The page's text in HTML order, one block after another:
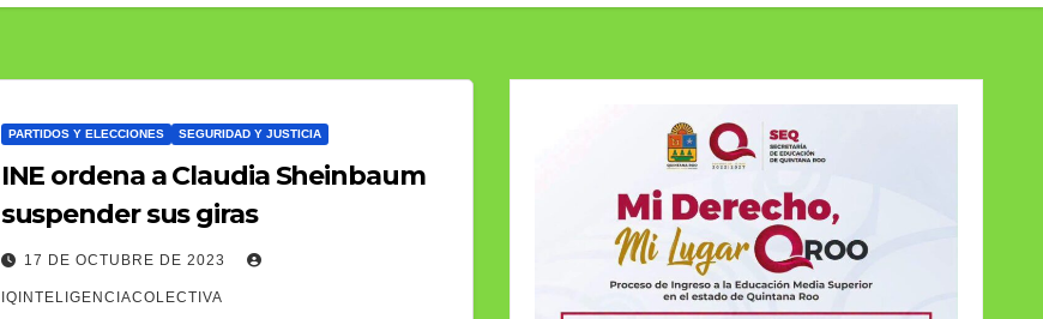
PARTIDOS Y ELECCIONES SEGURIDAD Y JUSTICIA
INE ordena a Claudia Sheinbaum
suspender sus giras
17 DE OCTUBRE DE 2023
IQINTELIGENCIACOLECTIVA